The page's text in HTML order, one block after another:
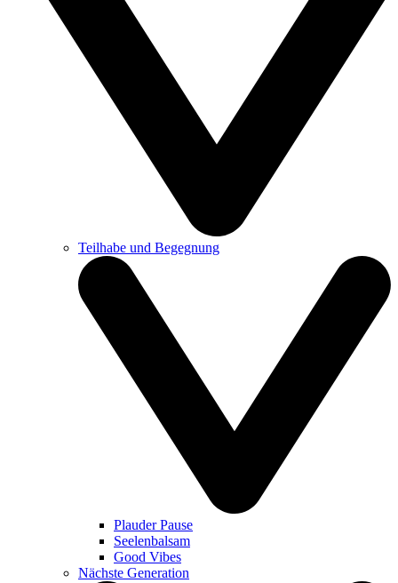
Teilhabe und Begegnung
Plauder Pause
Seelenbalsam
Good Vibes
Nächste Generation